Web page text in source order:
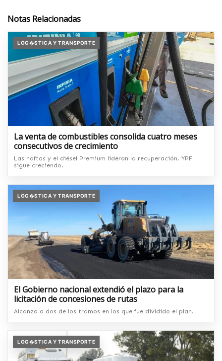
Notas Relacionadas
LOG�STICA Y TRANSPORTE
La venta de combustibles consolida cuatro meses
consecutivos de crecimiento
Las naftas y el diésel Premium lideran la recuperación. YPF
sigue creciendo.
LOG�STICA Y TRANSPORTE
El Gobierno nacional extendió el plazo para la
licitación de concesiones de rutas
Alcanza a dos de los tramos en los que fue dividido el plan.
LOG�STICA Y TRANSPORTE